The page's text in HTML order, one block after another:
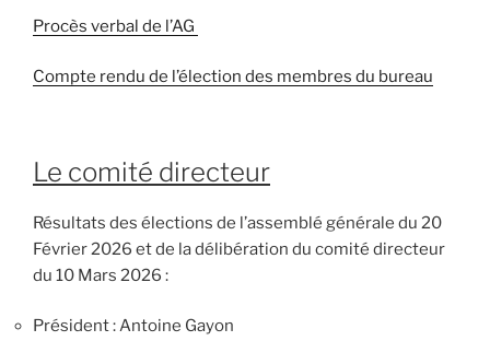
Procès verbal de l’AG
Compte rendu de l’élection des membres du bureau
Le comité directeur
Résultats des élections de l’assemblé générale du 20
Février 2026 et de la délibération du comité directeur
du 10 Mars 2026 :
Président : Antoine Gayon